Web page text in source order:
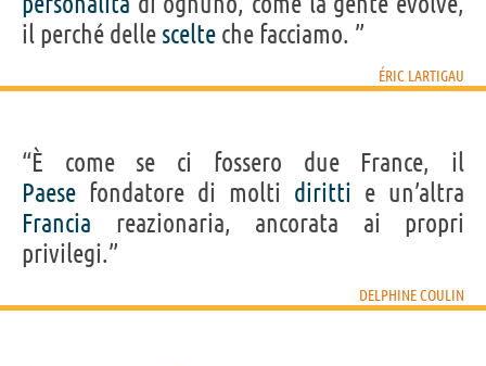
il perché delle scelte che facciamo. ”
ÉRIC LARTIGAU
“È come se ci fossero due France, il
Paese fondatore di molti diritti e un’altra
Francia reazionaria, ancorata ai propri
privilegi.”
DELPHINE COULIN